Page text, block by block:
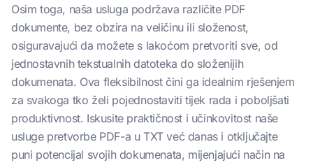
Osim toga, naša usluga podržava različite PDF
dokumente, bez obzira na veličinu ili složenost,
osiguravajući da možete s lakoćom pretvoriti sve, od
jednostavnih tekstualnih datoteka do složenijih
dokumenata. Ova fleksibilnost čini ga idealnim rješenjem
za svakoga tko želi pojednostaviti tijek rada i poboljšati
produktivnost. Iskusite praktičnost i učinkovitost naše
usluge pretvorbe PDF-a u TXT već danas i otključajte
puni potencijal svojih dokumenata, mijenjajući način na